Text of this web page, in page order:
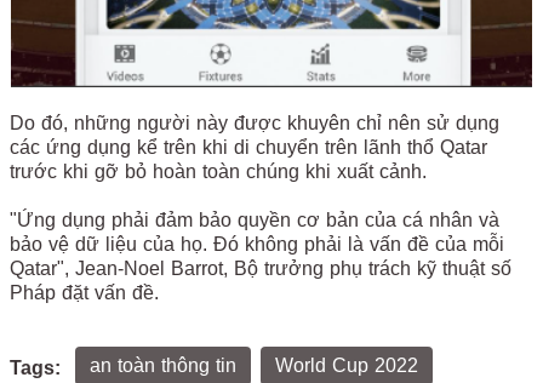
Do đó, những người này được khuyên chỉ nên sử dụng
các ứng dụng kể trên khi di chuyển trên lãnh thổ Qatar
trước khi gỡ bỏ hoàn toàn chúng khi xuất cảnh.
"Ứng dụng phải đảm bảo quyền cơ bản của cá nhân và
bảo vệ dữ liệu của họ. Đó không phải là vấn đề của mỗi
Qatar", Jean-Noel Barrot, Bộ trưởng phụ trách kỹ thuật số
Pháp đặt vấn đề.
Tags: an toàn thông tin World Cup 2022